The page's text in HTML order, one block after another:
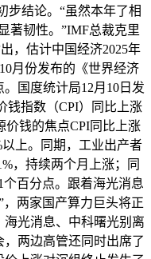
步结论。“虽然本年了相
著韧性。”IMF总裁克里
，估计中国经济2025年
月份发布的《世界经济
国度统计局12月10日发
钱指数（CPI）同比上涨
价钱的焦点CPI同比上涨
上。同期，工业出产者
，持续两个月上涨；同
个百分点。跟着海光消息
两家国产算力巨头将正
海光消息、中科曙光别离
两边高管还同时出席了